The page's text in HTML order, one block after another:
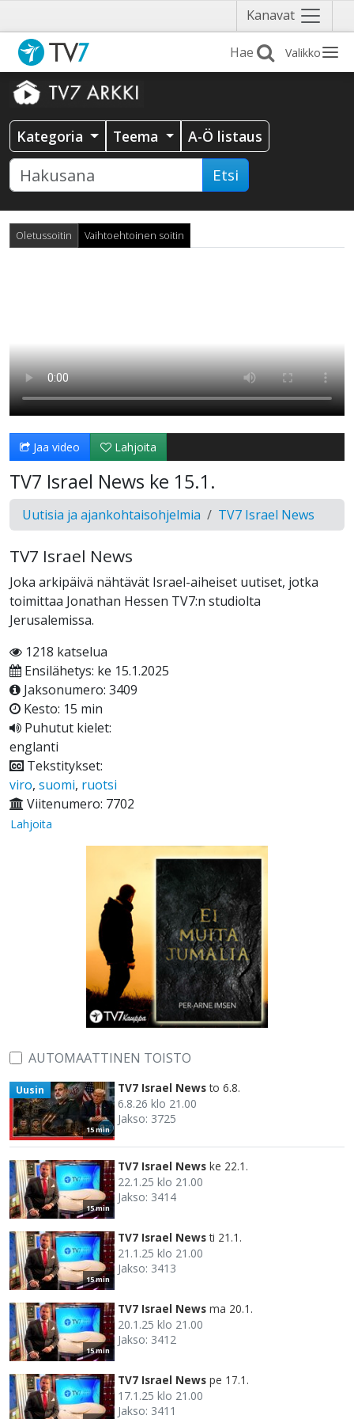
Kanavat Näytä
valikko
Valikko
Kategoria Teema A-Ö listaus
Etsi
Oletussoitin Vaihtoehtoinen soitin
Jaa video Lahjoita
TV7 Israel News ke 15.1.
Uutisia ja ajankohtaisohjelmia TV7 Israel News
TV7 Israel News
Joka arkipäivä nähtävät Israel-aiheiset uutiset, jotka
toimittaa Jonathan Hessen TV7:n studiolta
Jerusalemissa.
1218 katselua
Ensilähetys: ke 15.1.2025
Jaksonumero: 3409
Kesto: 15 min
Puhutut kielet:
englanti
Tekstitykset:
viro, suomi, ruotsi
Viitenumero: 7702
Lahjoita
AUTOMAATTINEN TOISTO
15 min
Uusin TV7 Israel News to 6.8.
6.8.26 klo 21.00
Jakso: 3725
15 min
TV7 Israel News ke 22.1.
22.1.25 klo 21.00
Jakso: 3414
15 min
TV7 Israel News ti 21.1.
21.1.25 klo 21.00
Jakso: 3413
15 min
TV7 Israel News ma 20.1.
20.1.25 klo 21.00
Jakso: 3412
TV7 Israel News pe 17.1.
17.1.25 klo 21.00
Jakso: 3411